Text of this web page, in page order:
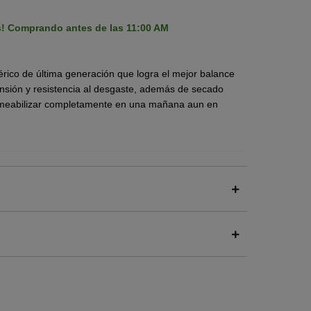
Comprando antes de las 11:00 AM
de última generación que logra el mejor balance
y resistencia al desgaste, además de secado
completamente en una mañana aun en
inclinadas.
con la previa aplicación del primer Fester
los interiores y logrando importantes
sistemas de aire acondicionado o ventilación.